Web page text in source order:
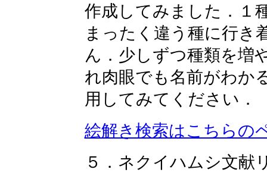
作成してみました．１
まったく違う種に行き
ん．少しずつ種類を増
れ肉眼でも名前がわか
用してみてください．
絵解き検索はこちらの
５．ネクイハムシ文献